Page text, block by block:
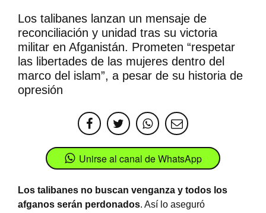
Los talibanes lanzan un mensaje de
reconciliación y unidad tras su victoria
militar en Afganistán. Prometen “respetar
las libertades de las mujeres dentro del
marco del islam”, a pesar de su historia de
opresión
Unirse al canal de WhatsApp
Los talibanes no buscan venganza y todos los
afganos serán perdonados. Así lo aseguró